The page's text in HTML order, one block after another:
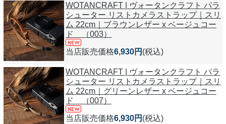
WOTANCRAFT | ヴォータンクラフト パラ
シューター リストカメラストラップ｜スリ
ム 22cm｜ブラウンレザー x ベージュコー
ド （003）
当店販売価格6,930円 (税込)
WOTANCRAFT | ヴォータンクラフト パラ
シューター リストカメラストラップ｜スリ
ム 22cm｜グリーンレザー x ベージュコー
ド （007）
当店販売価格6,930円 (税込)